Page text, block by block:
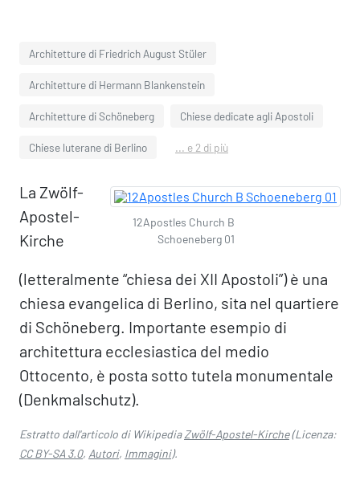
Architetture di Friedrich August Stüler
Architetture di Hermann Blankenstein
Architetture di Schöneberg Chiese dedicate agli Apostoli
Chiese luterane di Berlino ... e 2 di più
12Apostles Church B
Schoeneberg 01
La Zwölf-
Apostel-
Kirche
(letteralmente “chiesa dei XII Apostoli”) è una
chiesa evangelica di Berlino, sita nel quartiere
di Schöneberg. Importante esempio di
architettura ecclesiastica del medio
Ottocento, è posta sotto tutela monumentale
(Denkmalschutz).
Estratto dall'articolo di WikipediaZwölf-Apostel-Kirche(Licenza:
CC BY-SA 3.0, Autori, Immagini).